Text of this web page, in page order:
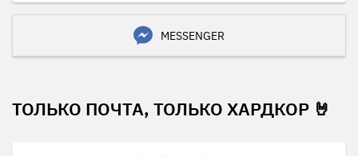
MESSENGER
ТОЛЬКО ПОЧТА, ТОЛЬКО ХАРДКОР 🤘